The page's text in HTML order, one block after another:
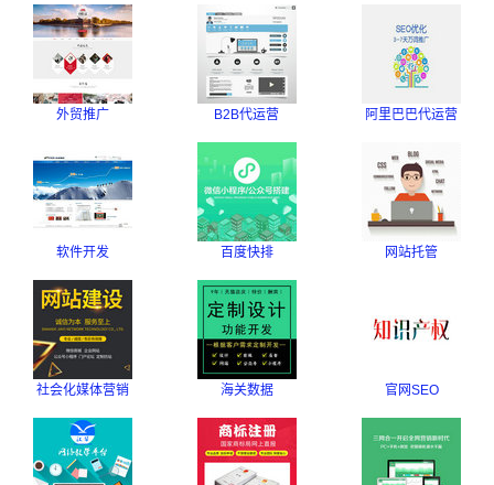
外贸推广 B2B代运营 阿里巴巴代运营
软件开发 百度快排 网站托管
社会化媒体营销 海关数据 官网SEO